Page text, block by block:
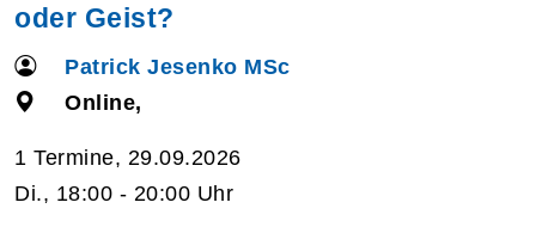
oder Geist?
Patrick Jesenko MSc
Online,
1 Termine, 29.09.2026
Di., 18:00 - 20:00 Uhr